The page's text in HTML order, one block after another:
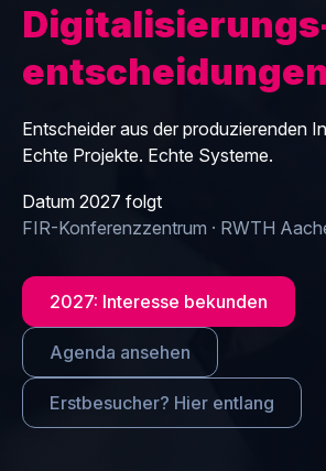
Entscheider aus der produzierenden
Echte Projekte. Echte Systeme.
Datum 2027 folgt
FIR-Konferenzzentrum · RWTH
2027: Interesse bekunden
Agenda ansehen
Erstbesucher? Hier entlang